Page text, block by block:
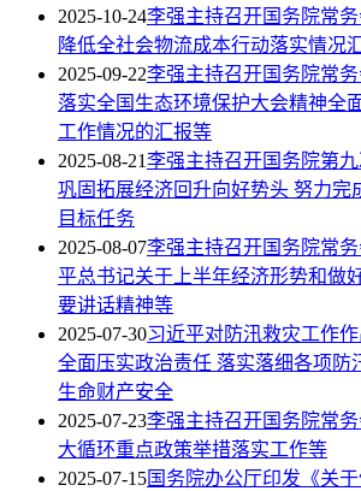
2025-10-24李强主持召开国务院常
降低全社会物流成本行动落实情况
2025-09-22李强主持召开国务院常
落实全国生态环境保护大会精神全
工作情况的汇报等
2025-08-21李强主持召开国务院第九
巩固拓展经济回升向好势头 努力完
目标任务
2025-08-07李强主持召开国务院常
平总书记关于上半年经济形势和做
要讲话精神等
2025-07-30习近平对防汛救灾工作作
全面压实政治责任 落实落细各项防
生命财产安全
2025-07-23李强主持召开国务院常
大循环重点政策举措落实工作等
2025-07-15国务院办公厅印发《关